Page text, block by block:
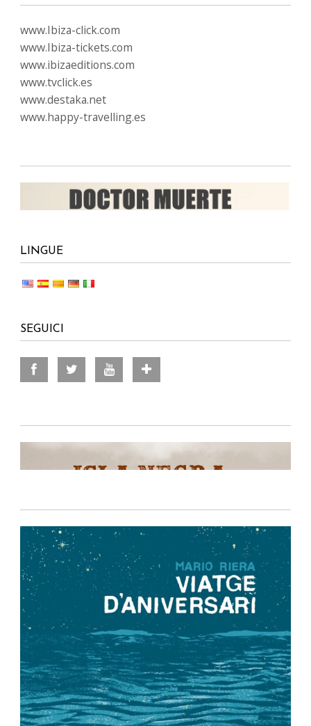
www.Ibiza-click.com
www.Ibiza-tickets.com
www.ibizaeditions.com
www.tvclick.es
www.destaka.net
www.happy-travelling.es
LINGUE
SEGUICI